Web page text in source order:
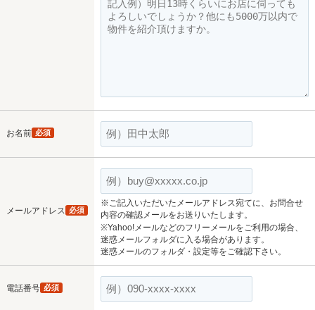
お名前 必須
メールアドレス 必須
※ご記入いただいたメールアドレス宛てに、お問合せ
内容の確認メールをお送りいたします。
※Yahoo!メールなどのフリーメールをご利用の場合、
迷惑メールフォルダに入る場合があります。
迷惑メールのフォルダ・設定等をご確認下さい。
電話番号 必須